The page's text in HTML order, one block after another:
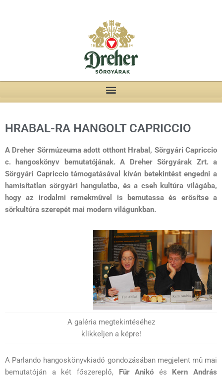
HRABAL-RA HANGOLT CAPRICCIO
A Dreher Sörmúzeuma adott otthont Hrabal, Sörgyári Capriccio
c. hangoskönyv bemutatójának. A Dreher Sörgyárak Zrt. a
Sörgyári Capriccio támogatásával kíván betekintést engedni a
hamisítatlan sörgyári hangulatba, és a cseh kultúra világába,
hogy az irodalmi remekmûvel is bemutassa és erősítse a
sörkultúra szerepét mai modern világunkban.
A galéria megtekintéséhez
klikkeljen a képre!
A Parlando hangoskönyvkiadó gondozásában megjelent mû mai
bemutatóján a két főszereplő, Für Anikó és Kern András